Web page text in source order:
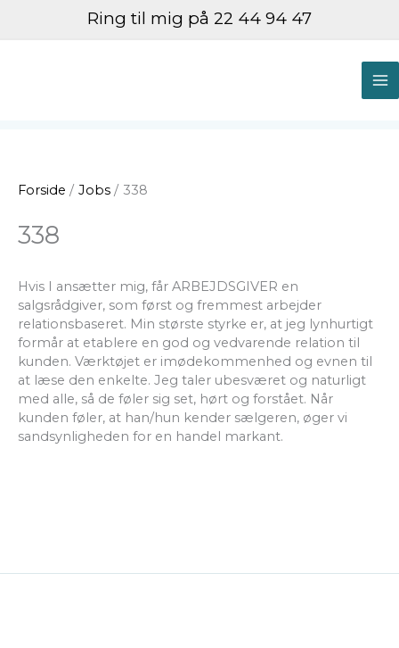
Ring til mig på 22 44 94 47
Forside Jobs 338
338
Hvis I ansætter mig, får ARBEJDSGIVER en
salgsrådgiver, som først og fremmest arbejder
relationsbaseret. Min største styrke er, at jeg lynhurtigt
formår at etablere en god og vedvarende relation til
kunden. Værktøjet er imødekommenhed og evnen til
at læse den enkelte. Jeg taler ubesværet og naturligt
med alle, så de føler sig set, hørt og forstået. Når
kunden føler, at han/hun kender sælgeren, øger vi
sandsynligheden for en handel markant.